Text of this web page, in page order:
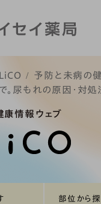
予防と未病の
。尿もれの原因・対
康情報ウェブ
部位から